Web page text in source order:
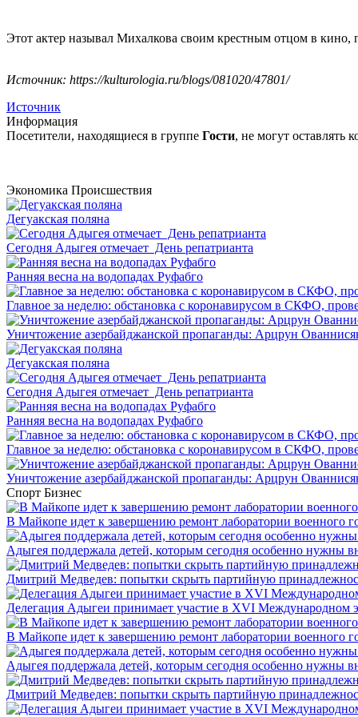
Этот актер называл Михалкова своим крестным отцом в кино,
Источник: https://kulturologia.ru/blogs/081020/47801/
Источник
Информация
Посетители, находящиеся в группе Гости, не могут оставлять
Экономика Происшествия
Дегуакская поляна
Сегодня Адыгея отмечает День репатрианта
Ранняя весна на водопадах Руфабго
Главное за неделю: обстановка с коронавирусом в СКФО,
Уничтожение азербайджанской пропаганды: Арцрун
Дегуакская поляна
Сегодня Адыгея отмечает День репатрианта
Ранняя весна на водопадах Руфабго
Главное за неделю: обстановка с коронавирусом в СКФО,
Уничтожение азербайджанской пропаганды: Арцрун
Спорт Бизнес
В Майкопе идет к завершению ремонт лаборатории военного
Адыгея поддержала детей, которым сегодня особенно нужны
Дмитрий Медведев: попытки скрыть партийную
Делегация Адыгеи принимает участие в XVI
В Майкопе идет к завершению ремонт лаборатории военного
Адыгея поддержала детей, которым сегодня особенно нужны
Дмитрий Медведев: попытки скрыть партийную